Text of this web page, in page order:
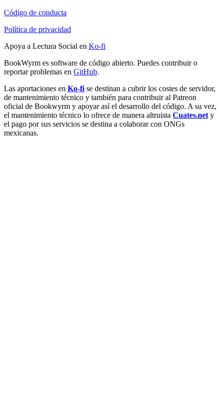
Código de conducta
Política de privacidad
Apoya a Lectura Social en Ko-fi
BookWyrm es software de código abierto. Puedes contribuir o
reportar problemas en GitHub.
Las aportaciones en Ko-fi se destinan a cubrir los costes de servidor,
de mantenimiento técnico y también para contribuir al Patreon
oficial de Bookwyrm y apoyar así el desarrollo del código. A su vez,
el mantenimiento técnico lo ofrece de manera altruista Cuates.net y
el pago por sus servicios se destina a colaborar con ONGs
mexicanas.